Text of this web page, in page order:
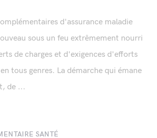
d'assurance maladie
sous un feu extrêmement nourri
de charges et d'exigences d'efforts
tous genres. La démarche qui émane
de ...
SANTÉ